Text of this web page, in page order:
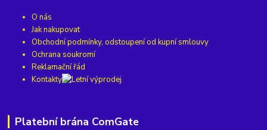
O nás
Jak nakupovat
Obchodní podmínky, odstoupení od kupní smlouvy
Ochrana soukromí
Reklamační řád
Kontakty
Platební brána ComGate